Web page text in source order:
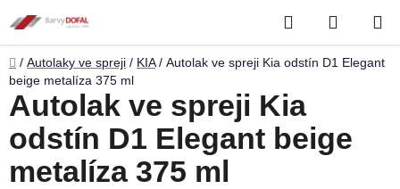
na
obsah
Hledat
KOŠÍK
Domů
/ Autolaky ve spreji / KIA / Autolak ve spreji Kia odstín D1 Elegant
beige metalíza 375 ml
Autolak ve spreji Kia
odstín D1 Elegant beige
metalíza 375 ml